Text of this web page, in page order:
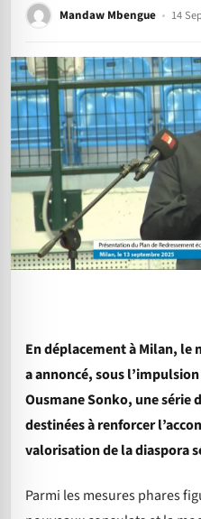
Mandaw Mbengue 14
En déplacement à Milan, le
a annoncé, sous
Ousmane Sonko, une série
destinées à renforcer
valorisation de la diaspora
Parmi les mesures phares